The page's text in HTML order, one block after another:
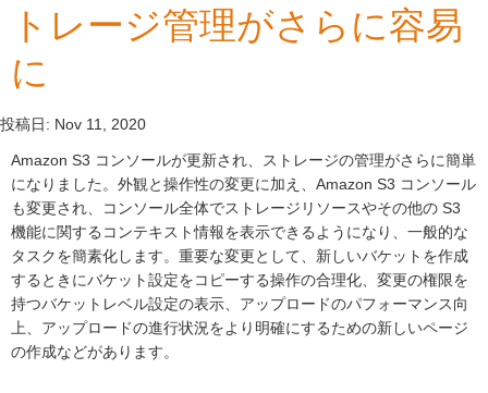
トレージ管理がさらに容易
に
投稿日: Nov 11, 2020
Amazon S3 コンソールが更新され、ストレージの管理がさらに簡単
になりました。外観と操作性の変更に加え、Amazon S3 コンソール
も変更され、コンソール全体でストレージリソースやその他の S3
機能に関するコンテキスト情報を表示できるようになり、一般的な
タスクを簡素化します。重要な変更として、新しいバケットを作成
するときにバケット設定をコピーする操作の合理化、変更の権限を
持つバケットレベル設定の表示、アップロードのパフォーマンス向
上、アップロードの進行状況をより明確にするための新しいページ
の作成などがあります。